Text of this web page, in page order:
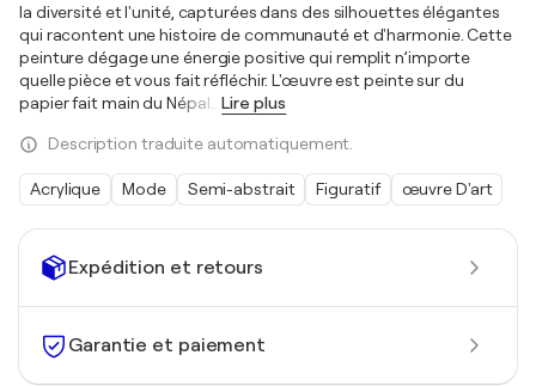
Expédition et retours
Garantie et paiement
la diversité et l'unité, capturées dans des silhouettes élégantes
qui racontent une histoire de communauté et d'harmonie. Cette
peinture dégage une énergie positive qui remplit n’importe
quelle pièce et vous fait réfléchir. L'œuvre est peinte sur du
papier fait main du Népal… Lire plus
Description traduite automatiquement.
Acrylique Mode Semi-abstrait Figuratif œuvre D'art